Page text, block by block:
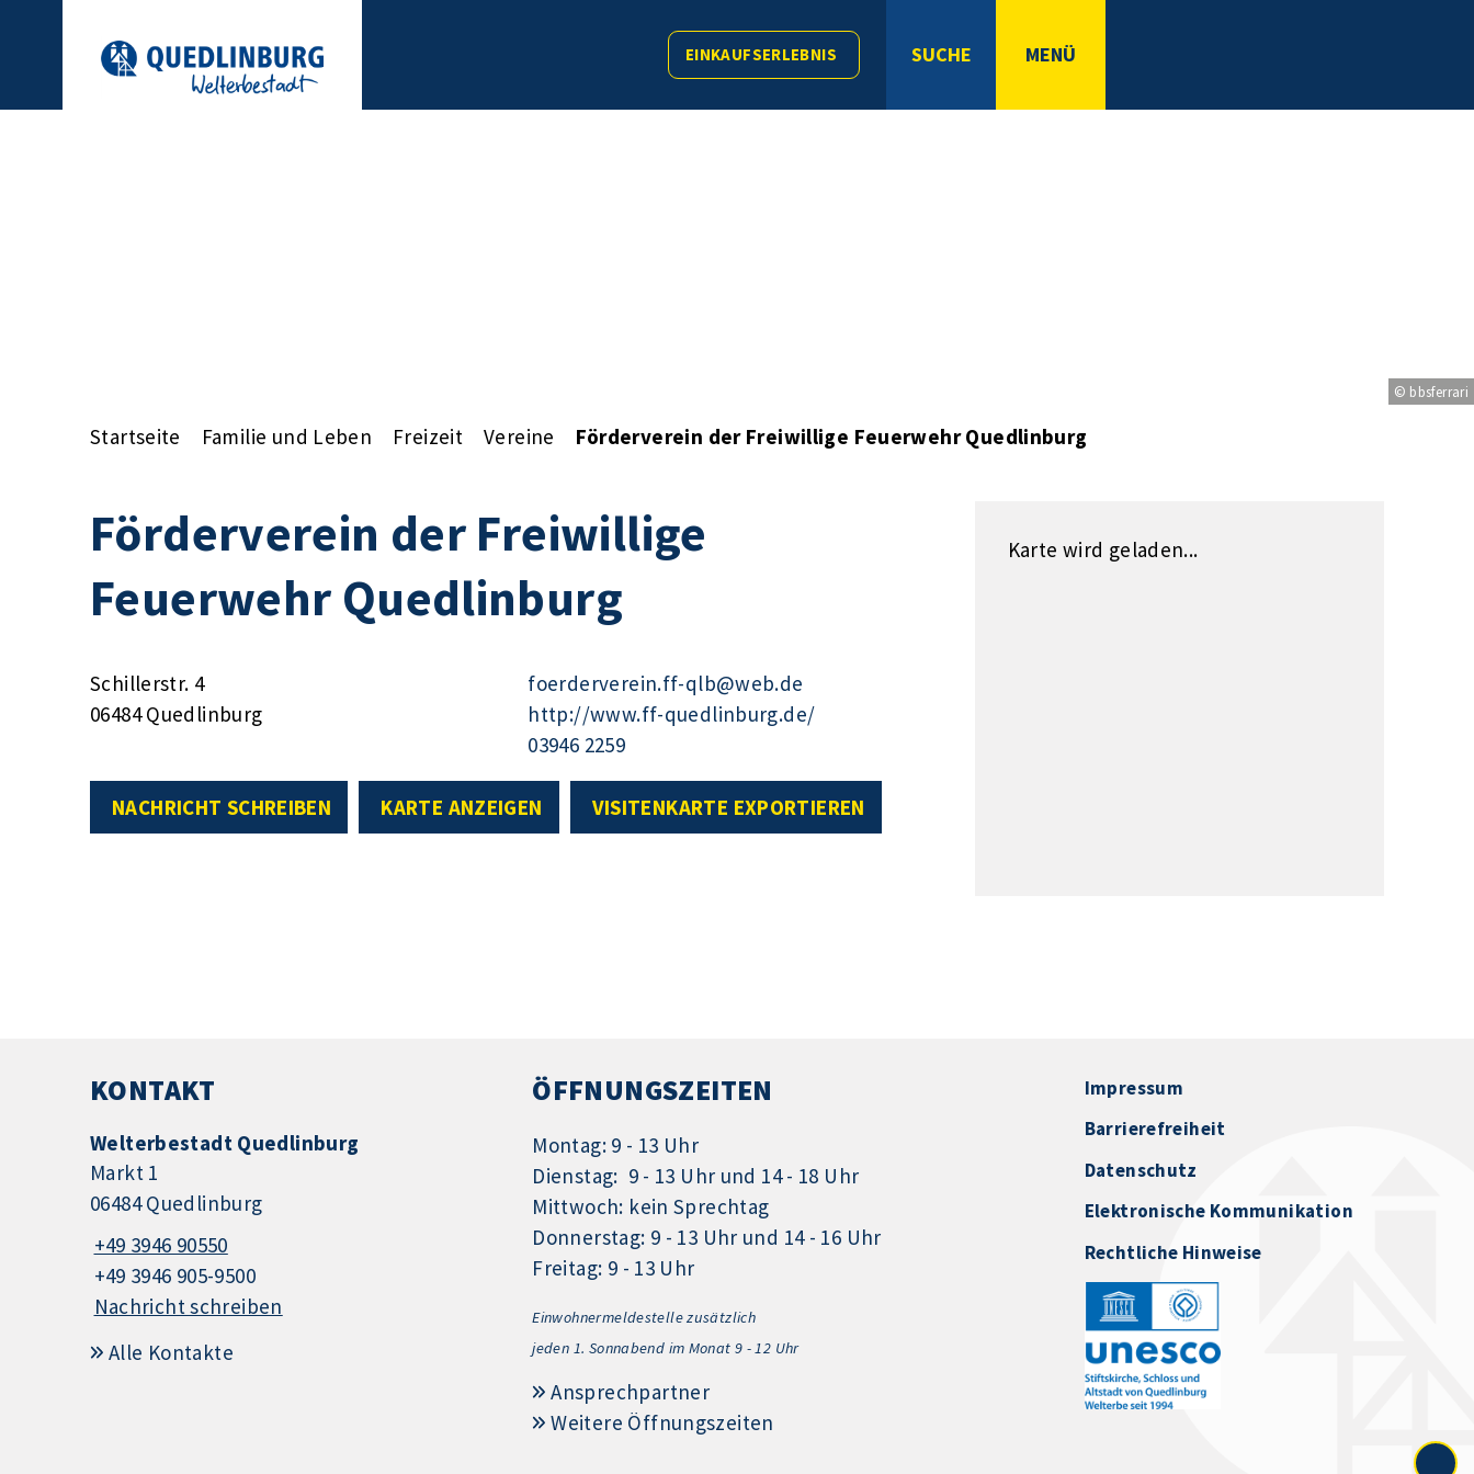
EINKAUFSERLEBNIS SUCHE MENÜ
© bbsferrari
Startseite Familie und Leben Freizeit Vereine Förderverein der Freiwillige Feuerwehr Quedlinburg
Förderverein der Freiwillige
Feuerwehr Quedlinburg
Schillerstr. 4
06484 Quedlinburg
foerderverein.ff-qlb@web.de
http://www.ff-quedlinburg.de/
03946 2259
NACHRICHT SCHREIBEN KARTE ANZEIGEN VISITENKARTE EXPORTIEREN
Karte wird geladen...
KONTAKT
Welterbestadt Quedlinburg
Markt 1
06484 Quedlinburg
+49 3946 90550
+49 3946 905-9500
Nachricht schreiben
Alle Kontakte
ÖFFNUNGSZEITEN
Montag: 9 - 13 Uhr
Dienstag: 9 - 13 Uhr und 14 - 18 Uhr
Mittwoch: kein Sprechtag
Donnerstag: 9 - 13 Uhr und 14 - 16 Uhr
Freitag: 9 - 13 Uhr
Einwohnermeldestelle zusätzlich
jeden 1. Sonnabend im Monat 9 - 12 Uhr
Ansprechpartner
Weitere Öffnungszeiten
Impressum
Barrierefreiheit
Datenschutz
Elektronische Kommunikation
Rechtliche Hinweise